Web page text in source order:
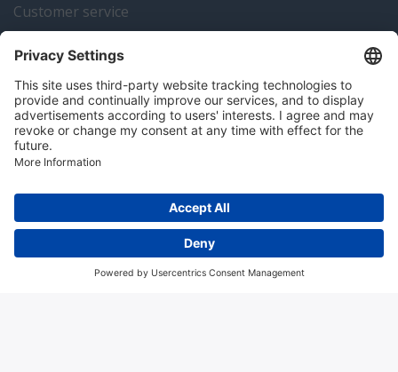
Customer service
Instrumentation news
Contact us
Algemene voorwaarden Disclaimer
Colofon
Copyright © 2026 Hitma B.V.. All rights reserved.